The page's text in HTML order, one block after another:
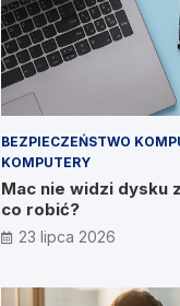
BEZPIECZEŃSTWO
KOMPUTERY
Mac nie widzi dysku
co robić?
23 lipca 2026